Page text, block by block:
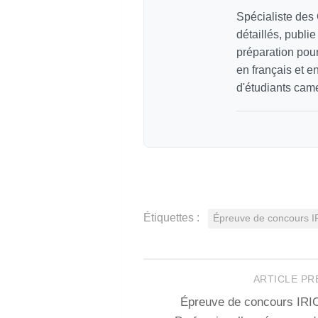
Spécialiste des
détaillés, publie
préparation
en français et
d'étudiants
Étiquettes : Épreuve de concours
ARTICLE
Épreuve de concours